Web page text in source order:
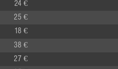
24 €
25 €
18 €
38 €
27 €